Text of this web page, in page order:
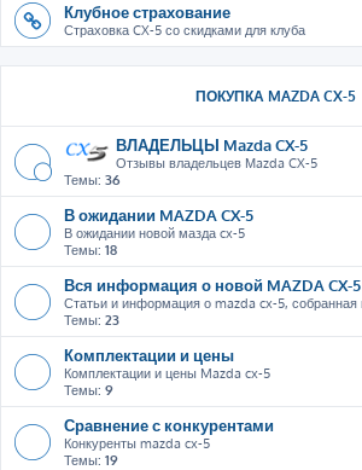
Клубное страхование
Страховка CX-5 со скидками для клуба
ПОКУПКА MAZDA CX-5
ВЛАДЕЛЬЦЫ Mazda CX-5
Отзывы владельцев Мazda CX-5
Темы: 36
В ожидании MAZDA CX-5
В ожидании новой мазда cx-5
Темы: 18
Вся информация о новой MAZDA CX-5
Статьи и информация о mazda cx-5, собранная
Темы: 23
Комплектации и цены
Комплектации и цены Mazda cx-5
Темы: 9
Сравнение с конкурентами
Конкуренты mazda cx-5
Темы: 19